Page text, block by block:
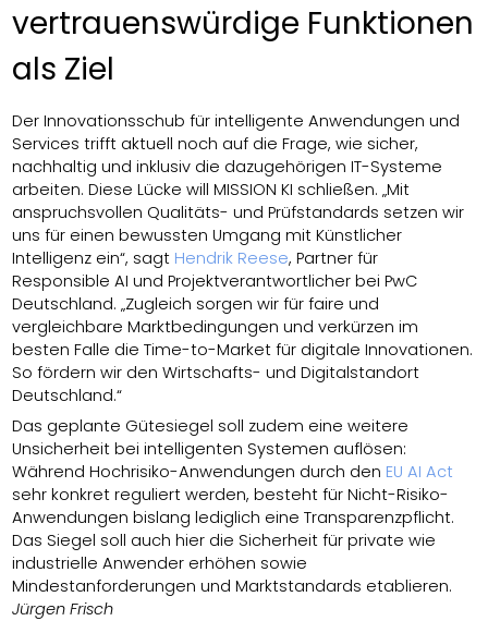
vertrauenswürdige Funktionen
als Ziel
Der Innovationsschub für intelligente Anwendungen und
Services trifft aktuell noch auf die Frage, wie sicher,
nachhaltig und inklusiv die dazugehörigen IT-Systeme
arbeiten. Diese Lücke will MISSION KI schließen. „Mit
anspruchsvollen Qualitäts- und Prüfstandards setzen wir
uns für einen bewussten Umgang mit Künstlicher
Intelligenz ein“, sagt Hendrik Reese, Partner für
Responsible AI und Projektverantwortlicher bei PwC
Deutschland. „Zugleich sorgen wir für faire und
vergleichbare Marktbedingungen und verkürzen im
besten Falle die Time-to-Market für digitale Innovationen.
So fördern wir den Wirtschafts- und Digitalstandort
Deutschland.“
Das geplante Gütesiegel soll zudem eine weitere
Unsicherheit bei intelligenten Systemen auflösen:
Während Hochrisiko-Anwendungen durch den EU AI Act
sehr konkret reguliert werden, besteht für Nicht-Risiko-
Anwendungen bislang lediglich eine Transparenzpflicht.
Das Siegel soll auch hier die Sicherheit für private wie
industrielle Anwender erhöhen sowie
Mindestanforderungen und Marktstandards etablieren.
Jürgen Frisch